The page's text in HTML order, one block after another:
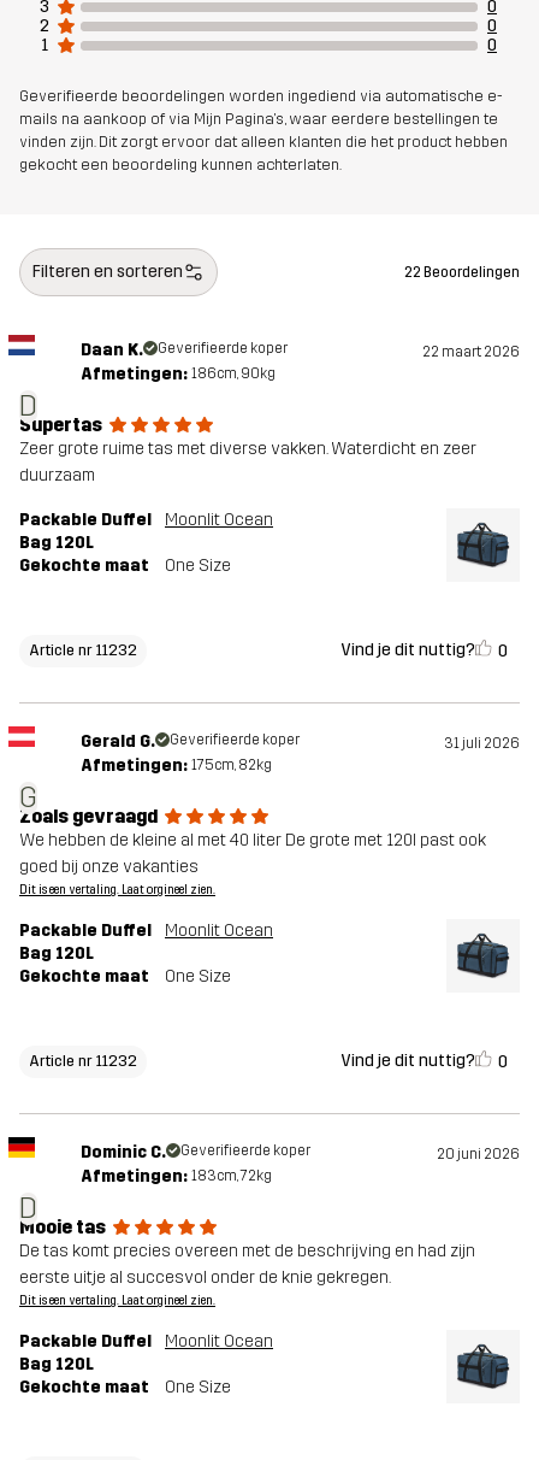
polyurethaan
Gewicht 1835g
Artikelnummer 11232_2001
3
0
2
0
1
0
Geverifieerde beoordelingen worden ingediend via automatische e-
mails na aankoop of via Mijn Pagina's, waar eerdere bestellingen te
vinden zijn. Dit zorgt ervoor dat alleen klanten die het product hebben
gekocht een beoordeling kunnen achterlaten.
Filteren en sorteren 22 Beoordelingen
D
Daan K. Geverifieerde koper 22 maart 2026
Afmetingen: 186cm, 90kg
Supertas
Zeer grote ruime tas met diverse vakken. Waterdicht en zeer
duurzaam
Packable Duffel
Bag 120L
Moonlit Ocean
Gekochte maat One Size
Article nr 11232 Vind je dit nuttig? 0
G
Gerald G. Geverifieerde koper 31 juli 2026
Afmetingen: 175cm, 82kg
Zoals gevraagd
We hebben de kleine al met 40 liter De grote met 120l past ook
goed bij onze vakanties
Dit is een vertaling. Laat orgineel zien.
Packable Duffel
Bag 120L
Moonlit Ocean
Gekochte maat One Size
Article nr 11232 Vind je dit nuttig? 0
D
Dominic C. Geverifieerde koper 20 juni 2026
Afmetingen: 183cm, 72kg
Mooie tas
De tas komt precies overeen met de beschrijving en had zijn
eerste uitje al succesvol onder de knie gekregen.
Dit is een vertaling. Laat orgineel zien.
Packable Duffel
Bag 120L
Moonlit Ocean
Gekochte maat One Size